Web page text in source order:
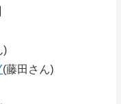
)
(藤田さん)